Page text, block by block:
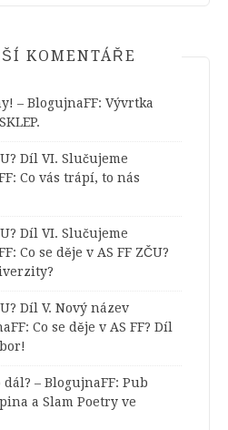
KOMENTÁŘE
– BlogujnaFF: Vývrtka
Díl VI. Slučujeme
: Co vás trápí, to nás
Díl VI. Slučujeme
: Co se děje v AS FF ZČU?
Díl V. Nový název
: Co se děje v AS FF? Díl
– BlogujnaFF: Pub
a Slam Poetry ve